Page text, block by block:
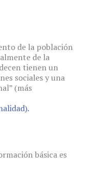
de la población
de la
tienen un
sociales y una
(más
básica es